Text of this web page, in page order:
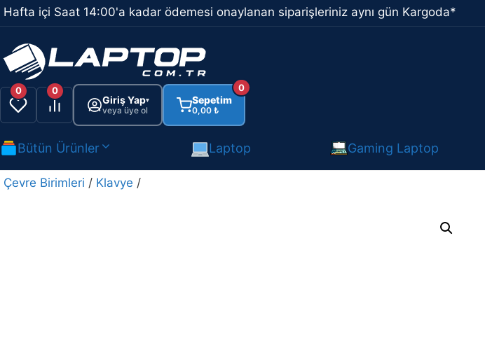
İçeriğe
atla
Hafta içi Saat 14:00'a kadar ödemesi onaylanan siparişleriniz aynı gün Kargoda*
0 0
Giriş Yap▾
veya üye ol
Sepetim
0,00 ₺
0
Bütün Ürünler Laptop Gaming Laptop
Çevre Birimleri / Klavye /